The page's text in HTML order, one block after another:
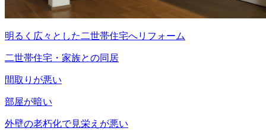
明るく広々とした二世帯住宅へリフォーム
二世帯住宅・家族との同居
間取りが悪い
部屋が暗い
外壁の老朽化で見栄えが悪い